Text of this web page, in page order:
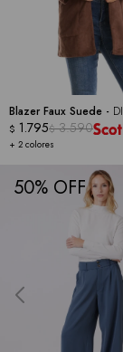
Blazer Faux Suede -
+ 2 colores
$ 1.795$ 3.590
50